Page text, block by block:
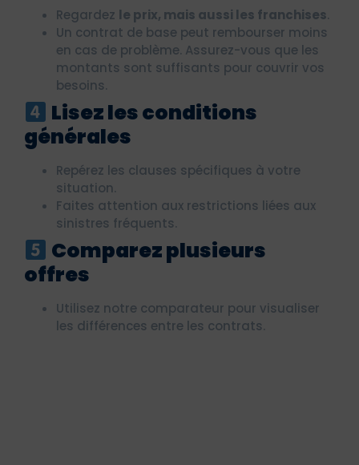
Regardez le prix, mais aussi les franchises.
Un contrat de base peut rembourser moins
en cas de problème. Assurez-vous que les
montants sont suffisants pour couvrir vos
besoins.
Lisez les conditions
générales
Repérez les clauses spécifiques à votre
situation.
Faites attention aux restrictions liées aux
sinistres fréquents.
Comparez plusieurs
offres
Utilisez notre comparateur pour visualiser
les différences entre les contrats.